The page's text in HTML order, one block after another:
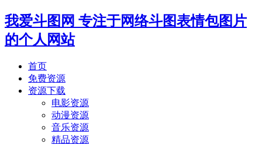
我爱斗图网 专注于网络斗图表情包图片
的个人网站
首页
免费资源
资源下载
电影资源
动漫资源
音乐资源
精品资源